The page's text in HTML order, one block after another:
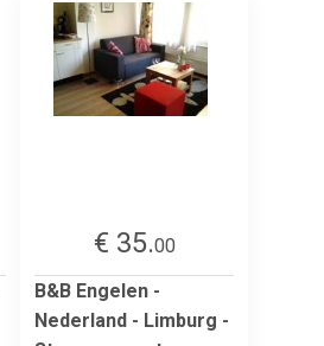
€ 35.00
B&B Engelen -
Nederland - Limburg -